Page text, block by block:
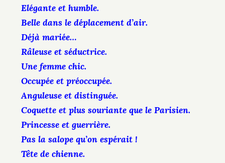
Elégante et humble.
Belle dans le déplacement d’air.
Déjà mariée…
Râleuse et séductrice.
Une femme chic.
Occupée et préoccupée.
Anguleuse et distinguée.
Coquette et plus souriante que le Parisien.
Princesse et guerrière.
Pas la salope qu’on espérait !
Tête de chienne.